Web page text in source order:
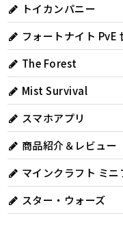
トイカンパニー
フォートナイト PvE
The Forest
Mist Survival
スマホアプリ
商品紹介＆レビュー
マインクラフト ミ
スター・ウォーズ